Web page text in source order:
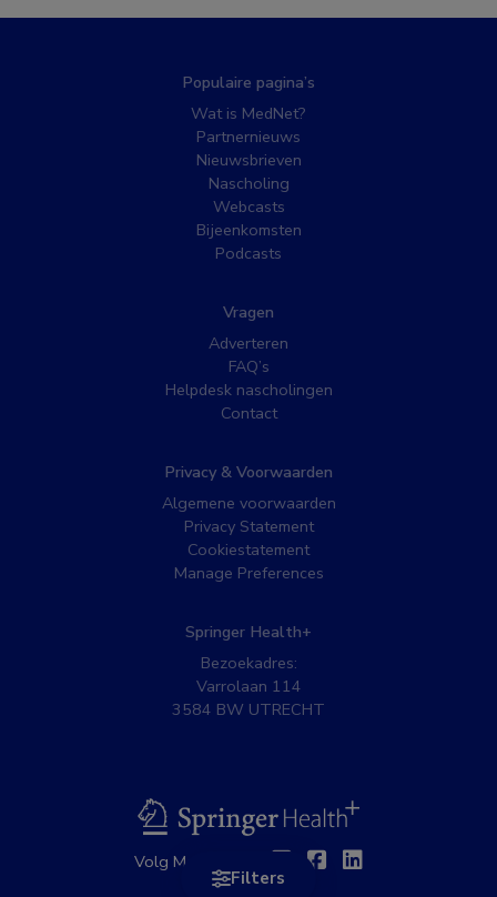
Filters
Populaire pagina’s
Wat is MedNet?
Partnernieuws
Nieuwsbrieven
Nascholing
Webcasts
Bijeenkomsten
Podcasts
Vragen
Adverteren
FAQ’s
Helpdesk nascholingen
Contact
Privacy & Voorwaarden
Algemene voorwaarden
Privacy Statement
Cookiestatement
Manage Preferences
Springer Health+
Bezoekadres:
Varrolaan 114
3584 BW UTRECHT
BSL
Volg MedNet op: TwitterFacebook
Linkedin